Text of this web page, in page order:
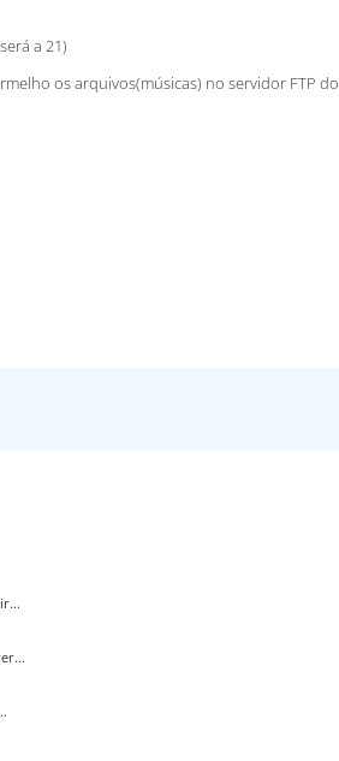
a 21)
os arquivos(músicas) no servidor FTP do